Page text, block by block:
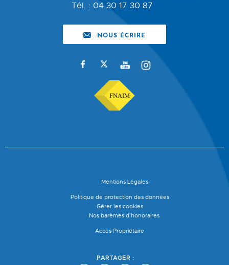
Tél. : 04 30 17 30 87
NOUS ÉCRIRE
Mentions Légales
Politique de protection des données
Gérer les cookies
Nos barèmes d'honoraires
Accès Propriétaire
PARTAGER :